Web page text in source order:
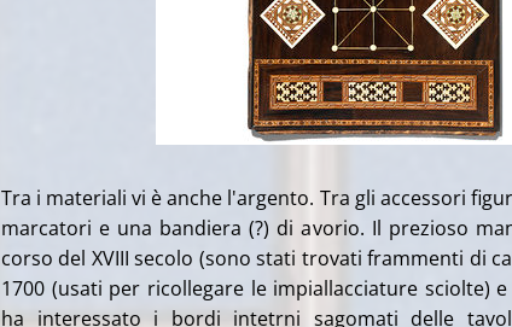
Tra i materiali vi è anche l'argento. Tra gli accessori
marcatori e una bandiera (?) di avorio. Il prezioso
corso del XVIII secolo (sono stati trovati frammenti di
1700 (usati per ricollegare le impiallacciature sciolte)
ha interessato i bordi intetrni sagomati delle